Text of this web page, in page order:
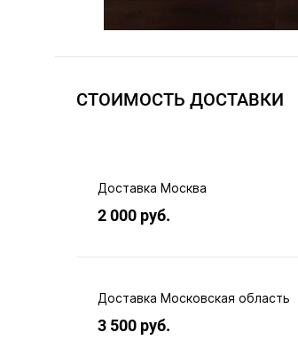
СТОИМОСТЬ ДОСТАВКИ
Доставка Москва
2 000 руб.
Доставка Московская область
3 500 руб.